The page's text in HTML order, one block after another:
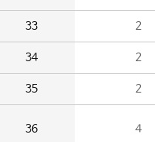
33 2
34 2
35 2
36 4